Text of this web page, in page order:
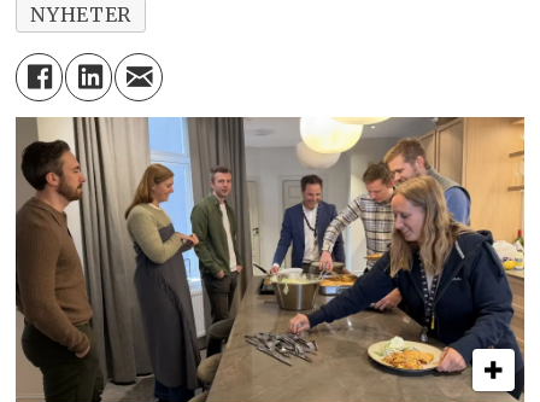
NYHETER